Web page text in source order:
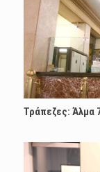
Τράπεζες: Άλμα